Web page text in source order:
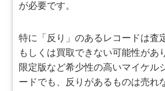
が必要です。
特に「反り」のあるレコードは査
もしくは買取できない可能性があ
限定版など希少性の高いマイケル
ードでも、反りがあるものは売れ